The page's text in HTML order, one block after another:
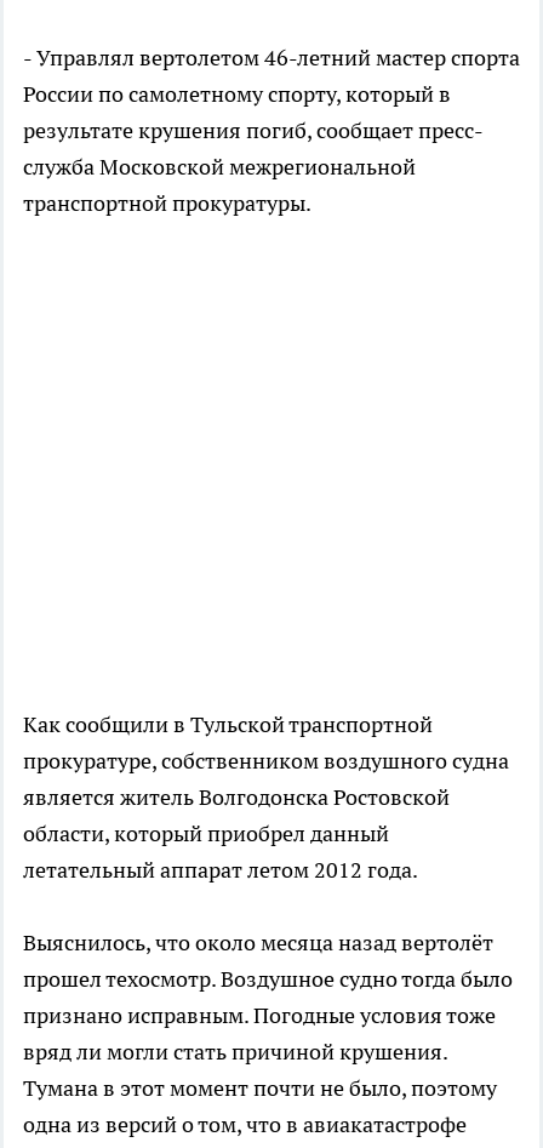
- Управлял вертолетом 46-летний мастер спорта
России по самолетному спорту, который в
результате крушения погиб, сообщает пресс-
служба Московской межрегиональной
транспортной прокуратуры.
Как сообщили в Тульской транспортной
прокуратуре, собственником воздушного судна
является житель Волгодонска Ростовской
области, который приобрел данный
летательный аппарат летом 2012 года.
Выяснилось, что около месяца назад вертолёт
прошел техосмотр. Воздушное судно тогда было
признано исправным. Погодные условия тоже
вряд ли могли стать причиной крушения.
Тумана в этот момент почти не было, поэтому
одна из версий о том, что в авиакатастрофе